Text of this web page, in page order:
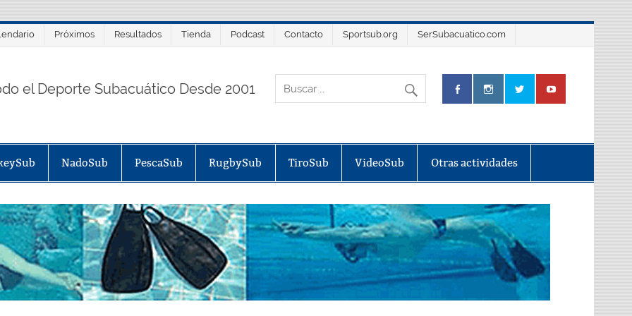
Próximos Resultados Tienda Podcast Contacto Sportsub.org SerSubacuatico.com
el Deporte Subacuático Desde 2001
NadoSub PescaSub RugbySub TiroSub VideoSub Otras actividades